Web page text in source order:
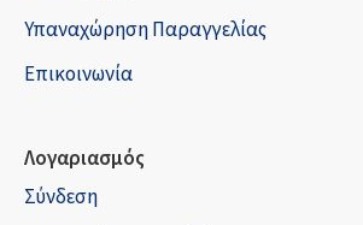
Υπαναχώρηση Παραγγελίας
Επικοινωνία
Λογαριασμός
Σύνδεση